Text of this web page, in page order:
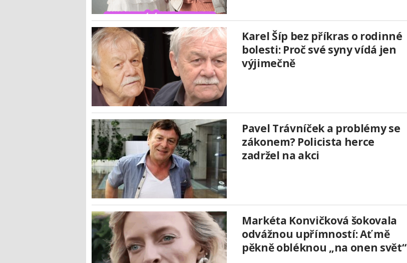
Karel Šíp bez příkras o rodinné
bolesti: Proč své syny vídá jen
výjimečně
Pavel Trávníček a problémy se
zákonem? Policista herce
zadržel na akci
Markéta Konvičková šokovala
odvážnou upřímností: Ať mě
pěkně obléknou „na onen svět“